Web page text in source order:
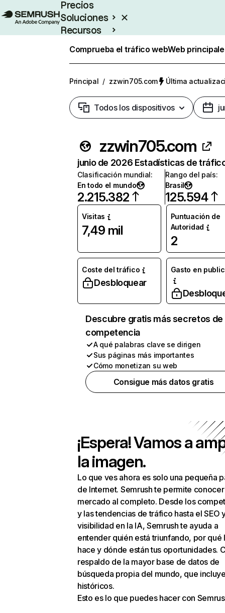
Precios
Soluciones
Recursos
Comprueba el tráfico webWeb
Principal / zzwin705.com Última
Todos los dispositivos
zzwin705.com
junio de 2026 Estadísticas de
Clasificación mundial:
En todo el mundo
2.215.382
Rango del país:
Brasil
125.594
Visitas
7,49 mil
Puntuación de
Autoridad
2
Coste del tráfico
Desbloquear
Gasto en
Descubre gratis más secretos de
competencia
A qué palabras clave se dirigen
Sus páginas más importantes
Cómo monetizan su web
Consigue más datos gratis
¡Espera! Vamos a
la imagen.
Lo que ves ahora es solo una pequeña
de Internet. Semrush te permite
mercado al completo. Desde los
y las tendencias de tráfico hasta el SEO
visibilidad en la IA, Semrush te ayuda a
entender quién está triunfando, por qué
hace y dónde están tus oportunidades.
respaldo de la mayor base de datos de
búsqueda propia del mundo, que
históricos.
Esto es lo que puedes hacer con